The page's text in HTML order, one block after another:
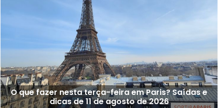
O que fazer nesta terça-feira em Paris? Saídas e
dicas de 11 de agosto de 2026